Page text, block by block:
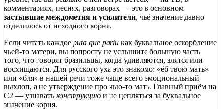
комментариях, песнях, разговорах — это в основном
застывшие междометия и усилители, чьё значение давно
отделилось от исходного корня.
Если читать каждое puta que pariu как буквальное оскорбление
чьей-то матери, вы попросту не услышите большую часть
того, что говорят бразильцы, когда удивляются, злятся или
восхищаются. Для русского уха это знакомо: «ёб твою мать»
или «бля» в нашей речи тоже чаще всего эмоциональный
выхлоп, а не утверждение про чью-то мать. Главный приём на
C2 — узнавать конструкцию и не цепляться за буквальное
значение корня.